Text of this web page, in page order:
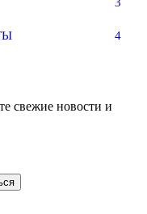
4
свежие новости и